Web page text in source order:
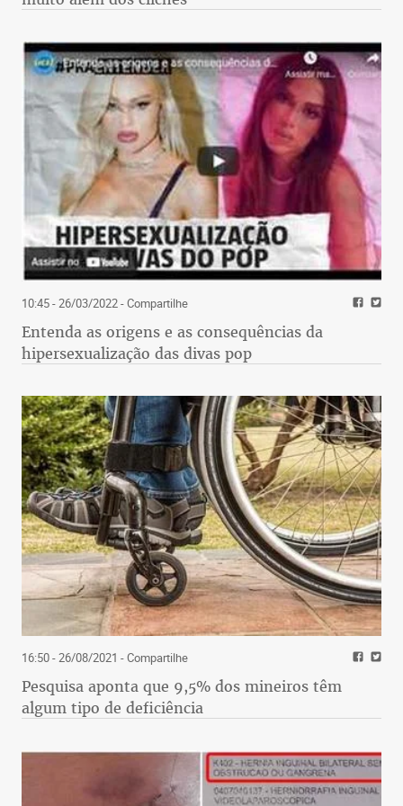
um modelo próprio de prosa (...). O fato é que eu,
mesmo em poesia, não tenho um único modelo,
mas um grande número de modelos. Mas quando
trabalho em um poema, consigo reconhecer o
ponto em que aquilo se torna algo. E esse
procedimento até agora não desenvolvi na prosa.”
“(...) Em tudo que escrevi, mesmo naquilo em que o
aspecto construtivista aparece no primeiro plano,
eu estou integralmente presente como pessoa
dotada de todo o seu repertório de experiências.
separá-las do meu coração. Ao contrário, elas se
integravam à minha circulação sanguínea.”
Eu nunca fui ao Brasil
• De Ernst Jandl
• Seleção e tradução de Myriam Ávila
• Relicário Edições
• 168 páginas
• R$ 39,90
• Lançamento neste sábado, 27 de abril, das 11h às
15h, na Casa Relicário. Rua Machado, 155, casa 1,
Floresta, BH, com
a presença da tradutora
Ernst Jandl
as flores estão cercadas de nomes, os bancos da
praça esquiam sob os queixos duplos dos
10:45 - 26/03/2022- Compartilhe
Entenda as origens e as consequências da
hipersexualização das divas pop
16:50 - 26/08/2021 - Compartilhe
Pesquisa aponta que 9,5% dos mineiros têm
algum tipo de deficiência